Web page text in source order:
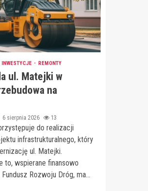
INWESTYCJE REMONTY
ul. Matejki w
na
6 sierpnia 2026 13
do realizacji
infrastrukturalnego, który
ul. Matejki.
to, wspierane finansowo
Rozwoju Dróg, ma...